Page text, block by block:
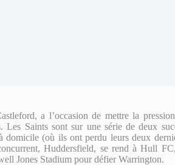
a l’occasion de mettre la
Les Saints sont sur une série de deux
(où ils ont perdu leurs deux
Huddersfield, se rend à Hull
Jones Stadium pour défier Warrington.